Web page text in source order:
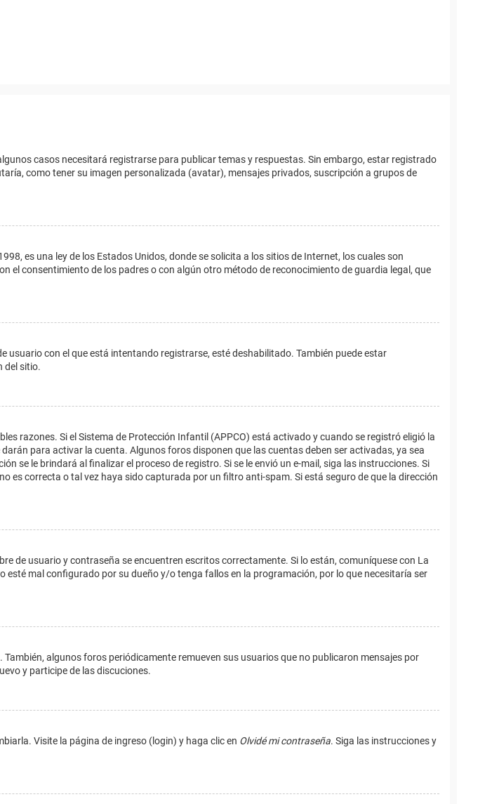
casos necesitará registrarse para publicar temas y respuestas. Sin embargo, estar registrado
como tener su imagen personalizada (avatar), mensajes privados, suscripción a grupos de
es una ley de los Estados Unidos, donde se solicita a los sitios de Internet, los cuales son
el consentimiento de los padres o con algún otro método de reconocimiento de guardia legal, que
usuario con el que está intentando registrarse, esté deshabilitado. También puede estar
del sitio.
razones. Si el Sistema de Protección Infantil (APPCO) está activado y cuando se registró eligió la
para activar la cuenta. Algunos foros disponen que las cuentas deben ser activadas, ya sea
se le brindará al finalizar el proceso de registro. Si se le envió un e-mail, siga las instrucciones. Si
es correcta o tal vez haya sido capturada por un filtro anti-spam. Si está seguro de que la dirección
de usuario y contraseña se encuentren escritos correctamente. Si lo están, comuníquese con La
mal configurado por su dueño y/o tenga fallos en la programación, por lo que necesitaría ser
algunos foros periódicamente remueven sus usuarios que no publicaron mensajes por
y participe de las discuciones.
Visite la página de ingreso (login) y haga clic en Olvidé mi contraseña. Siga las instrucciones y